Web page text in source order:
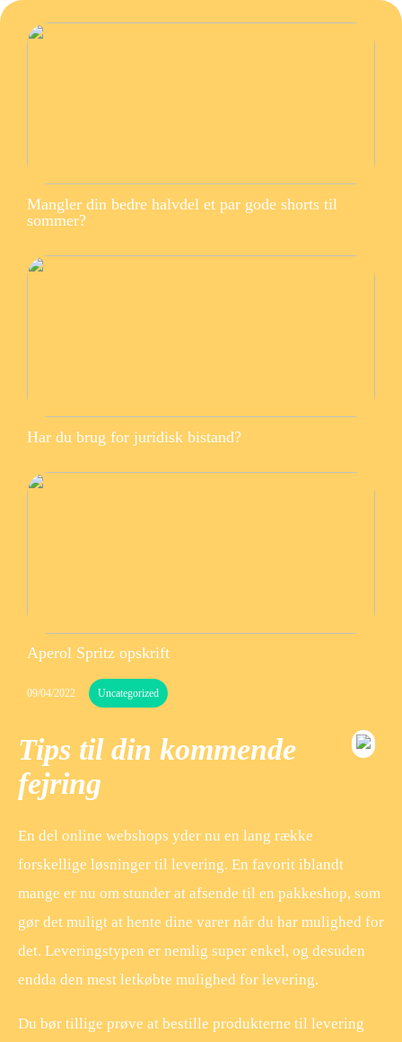
Mangler din bedre halvdel et par gode shorts til
sommer?
Har du brug for juridisk bistand?
Aperol Spritz opskrift
09/04/2022 Uncategorized
Tips til din kommende
fejring
En del online webshops yder nu en lang række
forskellige løsninger til levering. En favorit iblandt
mange er nu om stunder at afsende til en pakkeshop, som
gør det muligt at hente dine varer når du har mulighed for
det. Leveringstypen er nemlig super enkel, og desuden
endda den mest letkøbte mulighed for levering.
Du bør tillige prøve at bestille produkterne til levering